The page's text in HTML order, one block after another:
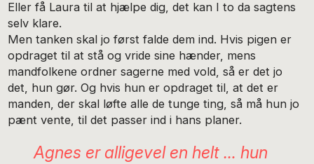
Eller få Laura til at hjælpe dig, det kan I to da sagtens
selv klare.
Men tanken skal jo først falde dem ind. Hvis pigen er
opdraget til at stå og vride sine hænder, mens
mandfolkene ordner sagerne med vold, så er det jo
det, hun gør. Og hvis hun er opdraget til, at det er
manden, der skal løfte alle de tunge ting, så må hun jo
pænt vente, til det passer ind i hans planer.
Agnes er alligevel en helt … hun